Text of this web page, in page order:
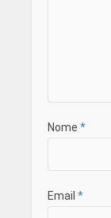
Nome *
Email *